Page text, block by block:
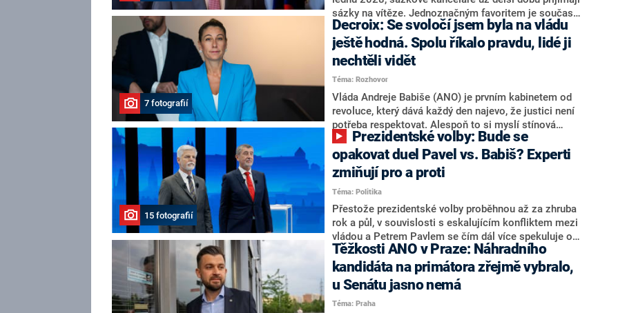
nepřítel, ale soupeř.
sázky na vítěze. Jednoznačným favoritem je současná
hlava státu Petr Pavel. Daleko za ním pak bookmakeři
zmiňují dva výrazné politiky ANO, tedy premiéra
Andreje Babiše a ministra průmyslu Karla Havlíčka.
Oblíbeným tipem samotných sázkařů je poslanec za
Motoristy Filip Turek. Politolog Jan Kubáček nicméně
o případné kandidatuře kohokoliv ze zmíněné trojice
značně pochybuje. Podle něj současná koalice dosud
nemá osobu, která by Pavlovi mohla konkurovat.
7 fotografií
Decroix: Se svoločí jsem byla na vládu
ještě hodná. Spolu říkalo pravdu, lidé ji
nechtěli vidět
Téma: Rozhovor
Vláda Andreje Babiše (ANO) je prvním kabinetem od
revoluce, který dává každý den najevo, že justici není
potřeba respektovat. Alespoň to si myslí stínová
ministryně spravedlnosti ODS Eva Decroix. V
rozhovoru pro CNN Prima NEWS si nebrala servítky
ohledně politického výkonu svého nástupce Jeronýma
Tejce (za ANO) či vládní zmocněnkyně pro lidská
práva Taťány Malé (ANO). Označením „svoloč“ na
adresu vlády prý byla ještě hodná. Decroix se také
vrátila k volební porážce koalice Spolu či promluvila o
hnutí Naše Česko Martina Kuby.
15 fotografií
opakovat duel Pavel vs. Babiš? Experti
zmiňují pro a proti
Téma: Politika
Přestože prezidentské volby proběhnou až za zhruba
rok a půl, v souvislosti s eskalujícím konfliktem mezi
vládou a Petrem Pavlem se čím dál více spekuluje o
tom, koho by do bitvy o Hrad mohla vyslat současná
koalice. Někteří političtí komentátoři znovu vytahují
jméno premiéra Andreje Babiše (ANO). Jak moc je
pravděpodobné, že se v prezidentských volbách 2028
bude znovu opakovat souboj z roku 2023?
Těžkosti ANO v Praze: Náhradního
kandidáta na primátora zřejmě vybralo,
u Senátu jasno nemá
Téma: Praha